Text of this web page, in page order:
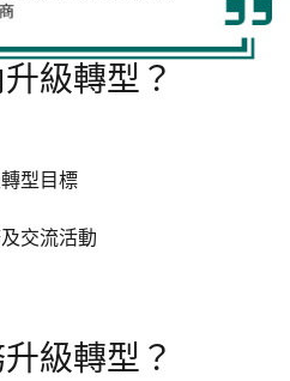
級轉型？
型目標
交流活動
級轉型？